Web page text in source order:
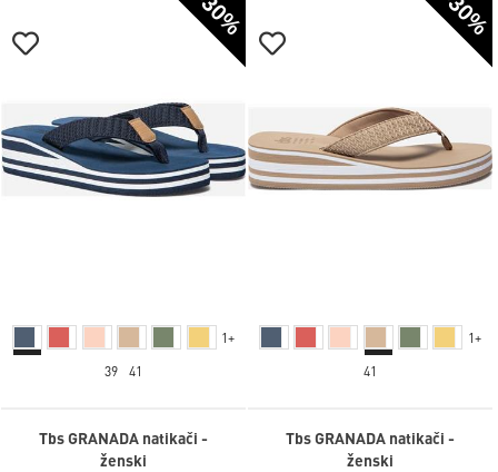
-30%
1+
39 41
Tbs GRANADA natikači -
ženski
-30%
1+
41
Tbs GRANADA natikači -
ženski